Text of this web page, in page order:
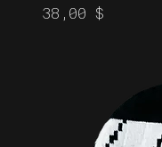
Prix
38,00 $